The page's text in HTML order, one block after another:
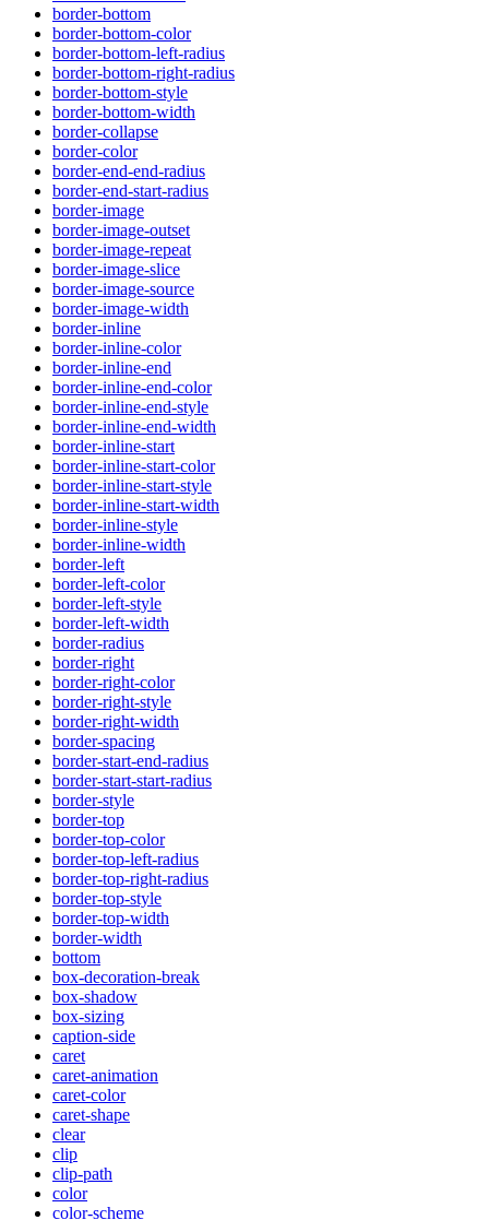
border-bottom
border-bottom-color
border-bottom-left-radius
border-bottom-right-radius
border-bottom-style
border-bottom-width
border-collapse
border-color
border-end-end-radius
border-end-start-radius
border-image
border-image-outset
border-image-repeat
border-image-slice
border-image-source
border-image-width
border-inline
border-inline-color
border-inline-end
border-inline-end-color
border-inline-end-style
border-inline-end-width
border-inline-start
border-inline-start-color
border-inline-start-style
border-inline-start-width
border-inline-style
border-inline-width
border-left
border-left-color
border-left-style
border-left-width
border-radius
border-right
border-right-color
border-right-style
border-right-width
border-spacing
border-start-end-radius
border-start-start-radius
border-style
border-top
border-top-color
border-top-left-radius
border-top-right-radius
border-top-style
border-top-width
border-width
bottom
box-decoration-break
box-shadow
box-sizing
caption-side
caret
caret-animation
caret-color
caret-shape
clear
clip
clip-path
color
color-scheme